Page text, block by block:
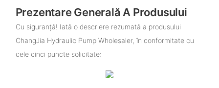
Prezentare Generală A Produsului
Cu siguranță! Iată o descriere rezumată a produsului
ChangJia Hydraulic Pump Wholesaler, în conformitate cu
cele cinci puncte solicitate: